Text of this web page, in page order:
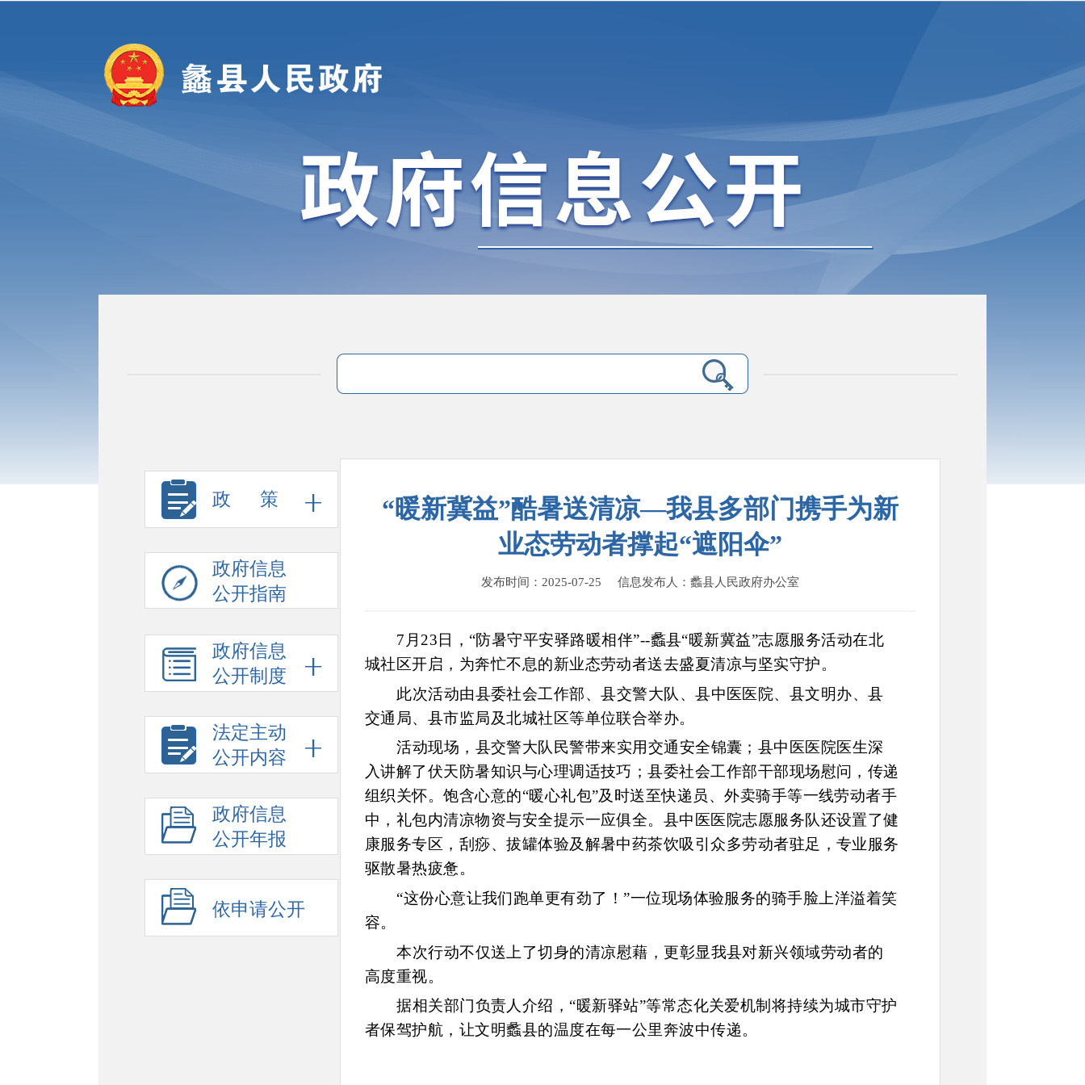
政 策
政府信息
公开指南
政府信息
公开制度
法定主动
公开内容
政府信息
公开年报
依申请公开
“暖新冀益”酷暑送清凉—我县多部门携手为新
业态劳动者撑起“遮阳伞”
发布时间：2025-07-25 信息发布人：蠡县人民政府办公室
7月23日， “防暑守平安驿路暖相伴”--蠡县“暖新冀益”志愿服务活动在北
城社区开启，为奔忙不息的新业态劳动者送去盛夏清凉与坚实守护。
此次活动由县委社会工作部、县交警大队、县中医医院、县文明办、县
交通局、县市监局及北城社区等单位联合举办。
活动现场，县交警大队民警带来实用交通安全锦囊；县中医医院医生深
入讲解了伏天防暑知识与心理调适技巧；县委社会工作部干部现场慰问，传递
组织关怀。饱含心意的“暖心礼包”及时送至快递员、外卖骑手等一线劳动者手
中，礼包内清凉物资与安全提示一应俱全。县中医医院志愿服务队还设置了健
康服务专区，刮痧、拔罐体验及解暑中药茶饮吸引众多劳动者驻足，专业服务
驱散暑热疲惫。
“这份心意让我们跑单更有劲了！”一位现场体验服务的骑手脸上洋溢着笑
容。
本次行动不仅送上了切身的清凉慰藉，更彰显我县对新兴领域劳动者的
高度重视。
据相关部门负责人介绍， “暖新驿站”等常态化关爱机制将持续为城市守护
者保驾护航，让文明蠡县的温度在每一公里奔波中传递。